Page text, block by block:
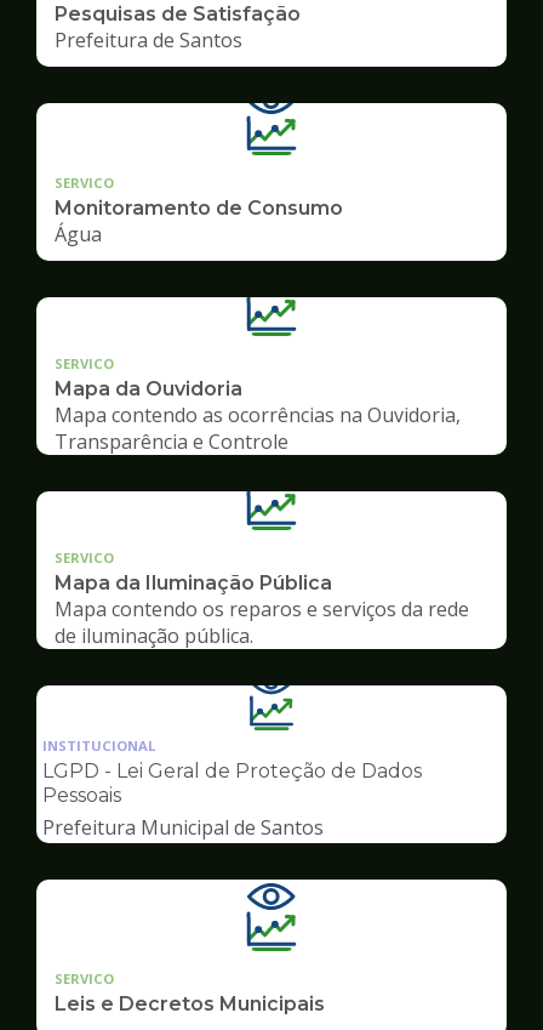
Pesquisas de Satisfação
Prefeitura de Santos
SERVICO
Monitoramento de Consumo
Água
SERVICO
Mapa da Ouvidoria
Mapa contendo as ocorrências na Ouvidoria,
Transparência e Controle
SERVICO
Mapa da Iluminação Pública
Mapa contendo os reparos e serviços da rede
de iluminação pública.
Ilustração
da
pagina
Transparência
INSTITUCIONAL
LGPD - Lei Geral de Proteção de Dados
Pessoais
Prefeitura Municipal de Santos
SERVICO
Leis e Decretos Municipais